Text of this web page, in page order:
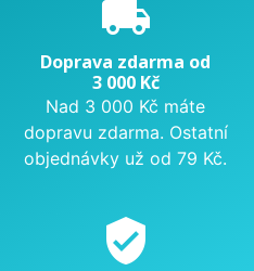
local_shipping
Doprava zdarma od
3 000 Kč
Nad 3 000 Kč máte
dopravu zdarma. Ostatní
objednávky už od 79 Kč.
verified_user